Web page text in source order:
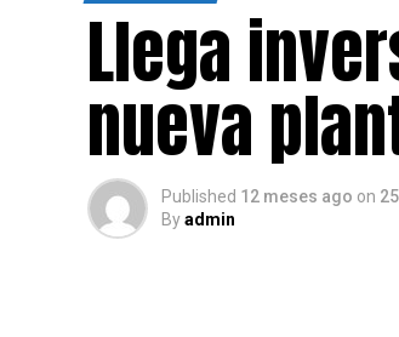
Llega
nueva
Published 12 meses ago on
Byadmin